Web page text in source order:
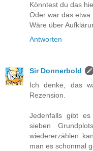
Könntest du das
Oder war das etwa
Wäre über
Antworten
Sir Donnerbold
Ich denke, das
Rezension.
Jedenfalls gibt
sieben
wiedererzählen
man es schonmal